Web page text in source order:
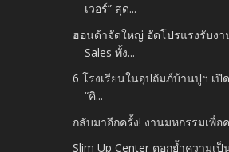
เวอร์” สุด...
ฮอนด้าจัดใหญ่ อัดโปรแรงรับง
Sales ทั้ง...
6 โรงเรียนในอุปถัมภ์บ้านปูฯ เปิ
“คิ...
กลับมาอีกครั้ง! งานมหกรรมเพื่
Slim Up Center ตอกย้ำความเ